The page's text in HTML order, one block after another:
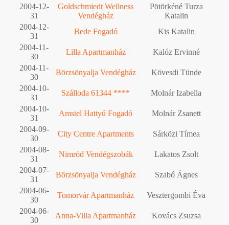
2004-12-
31
Goldschmiedt Wellness
Vendégház
Pötörkéné Turza
Katalin
2004-12-
31
Bede Fogadó
Kis Katalin
2004-11-
30
Lilla Apartmanház
Kalóz Ervinné
2004-11-
30
Börzsönyalja Vendégház
Kövesdi Tünde
2004-10-
31
Szálloda 61344 ****
Molnár Izabella
2004-10-
31
Amstel Hattyú Fogadó
Molnár Zsanett
2004-09-
30
City Centre Apartments
Sárközi Tímea
2004-08-
31
Nimród Vendégszobák
Lakatos Zsolt
2004-07-
31
Börzsönyalja Vendégház
Szabó Ágnes
2004-06-
30
Tomorvár Apartmanház
Vesztergombi Éva
2004-06-
30
Anna-Villa Apartmanház
Kovács Zsuzsa